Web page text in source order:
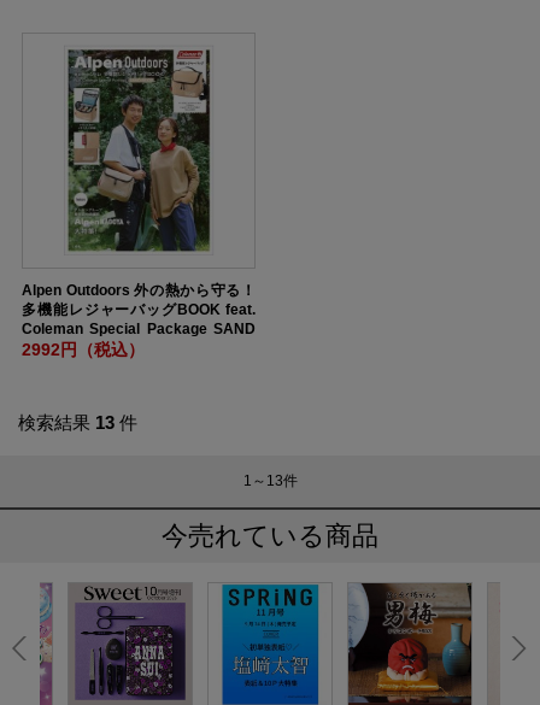
Alpen Outdoors 外の熱から守る！
多機能レジャーバッグBOOK feat.
Coleman Special Package SAND
BEIGE
2992円（税込）
検索結果 13 件
1～13件
今売れている商品